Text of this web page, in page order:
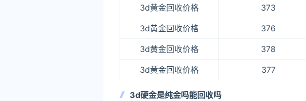
3d黄金回收价格 373
3d黄金回收价格 376
3d黄金回收价格 378
3d黄金回收价格 377
3d硬金是纯金吗能回收吗